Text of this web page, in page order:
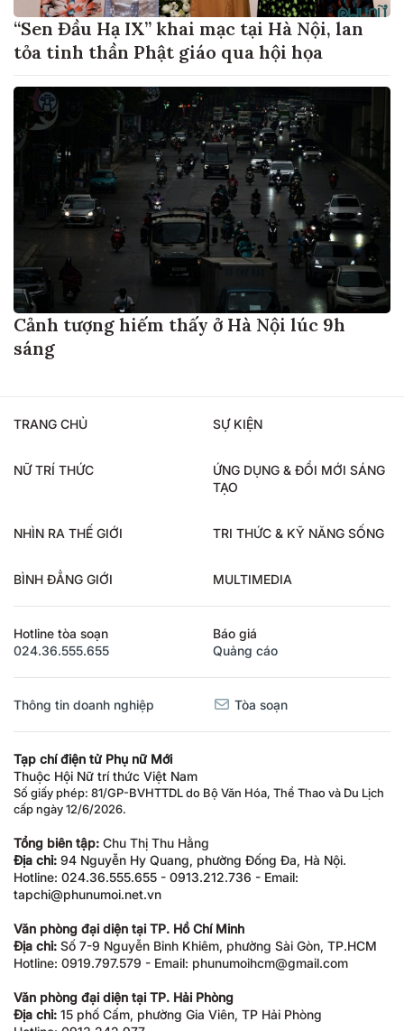
“Sen Đầu Hạ IX” khai mạc tại Hà Nội, lan
tỏa tinh thần Phật giáo qua hội họa
Cảnh tượng hiếm thấy ở Hà Nội lúc 9h
sáng
TRANG CHỦ SỰ KIỆN
NỮ TRÍ THỨC
ỨNG DỤNG & ĐỔI MỚI SÁNG
TẠO
NHÌN RA THẾ GIỚI TRI THỨC & KỸ NĂNG SỐNG
BÌNH ĐẲNG GIỚI MULTIMEDIA
Hotline tòa soạn
024.36.555.655
Báo giá
Quảng cáo
Thông tin doanh nghiệp Tòa soạn
Tạp chí điện tử Phụ nữ Mới
Thuộc Hội Nữ trí thức Việt Nam
Số giấy phép: 81/GP-BVHTTDL do Bộ Văn Hóa, Thể Thao và Du Lịch
cấp ngày 12/6/2026.
Tổng biên tập: Chu Thị Thu Hằng
Địa chỉ: 94 Nguyễn Hy Quang, phường Đống Đa, Hà Nội.
Hotline: 024.36.555.655 - 0913.212.736 - Email:
tapchi@phunumoi.net.vn
Văn phòng đại diện tại TP. Hồ Chí Minh
Địa chỉ: Số 7-9 Nguyễn Bỉnh Khiêm, phường Sài Gòn, TP.HCM
Hotline: 0919.797.579 - Email: phunumoihcm@gmail.com
Văn phòng đại diện tại TP. Hải Phòng
Địa chỉ: 15 phố Cấm, phường Gia Viên, TP Hải Phòng